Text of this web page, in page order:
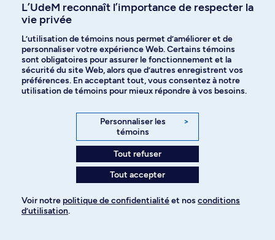
PHI 1440
Introduction à la philosophie politique
Introduction aux débats fondamentaux en philosophie politique dans
une perspective historique et contemporaine. Présentation des concepts
clefs des théories de la justice et de la démocratie.
Horaire de jour
3.0 Crédits
Depuis le début des années 70, une littérature riche sur les questions de
justice sociale a vu le jour. Le cours examine les positions principales et
les relations entre elles.
PHI 2418
Éthique et politique de l'environnement
L’UdeM reconnaît l’importance de respecter la
vie privée
L’utilisation de témoins nous permet d’améliorer et de
personnaliser votre expérience Web. Certains témoins
sont obligatoires pour assurer le fonctionnement et la
sécurité du site Web, alors que d’autres enregistrent vos
préférences. En acceptant tout, vous consentez à notre
utilisation de témoins pour mieux répondre à vos besoins.
Personnaliser les
témoins
>
Tout refuser
Tout accepter
Voir notre politique de confidentialitéet nos conditions
d’utilisation.